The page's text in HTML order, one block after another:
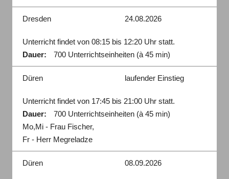
Dresden 24.08.2026
Unterricht findet von 08:15 bis 12:20 Uhr statt.
Dauer:
700 Unterrichtseinheiten (à 45 min)
Düren laufender Einstieg
Unterricht findet von 17:45 bis 21:00 Uhr statt.
Dauer:
700 Unterrichtseinheiten (à 45 min)
Mo,Mi - Frau Fischer,
Fr - Herr Megreladze
Düren 08.09.2026